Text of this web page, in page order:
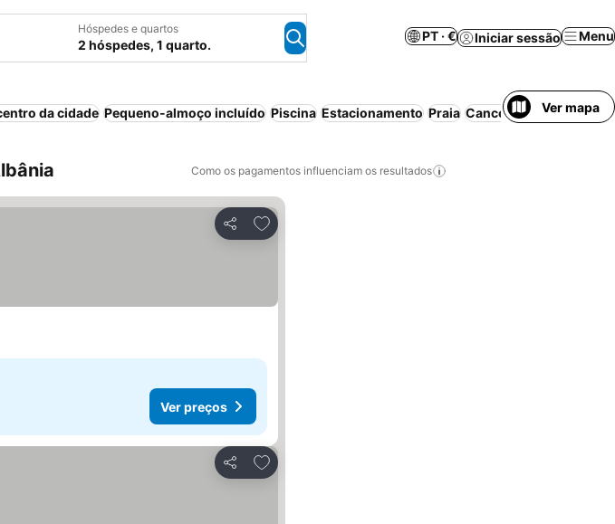
Hóspedes e quartos
2 hóspedes, 1 quarto.
PT · € Iniciar sessão Menu
da cidade Pequeno-almoço incluído Piscina Estacionamento Praia Cancelamento gratuito
Ver mapa
Como os pagamentos influenciam os resultados
Partilhar
Adicionar aos favoritos
Ver preços
Partilhar
Adicionar aos favoritos